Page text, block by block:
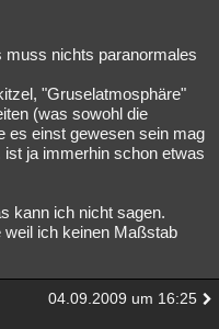
muss nichts paranormales
"Gruselatmosphäre"
(was sowohl die
es einst gewesen sein mag
ist ja immerhin schon etwas
kann ich nicht sagen.
weil ich keinen Maßstab
04.09.2009 um 16:25